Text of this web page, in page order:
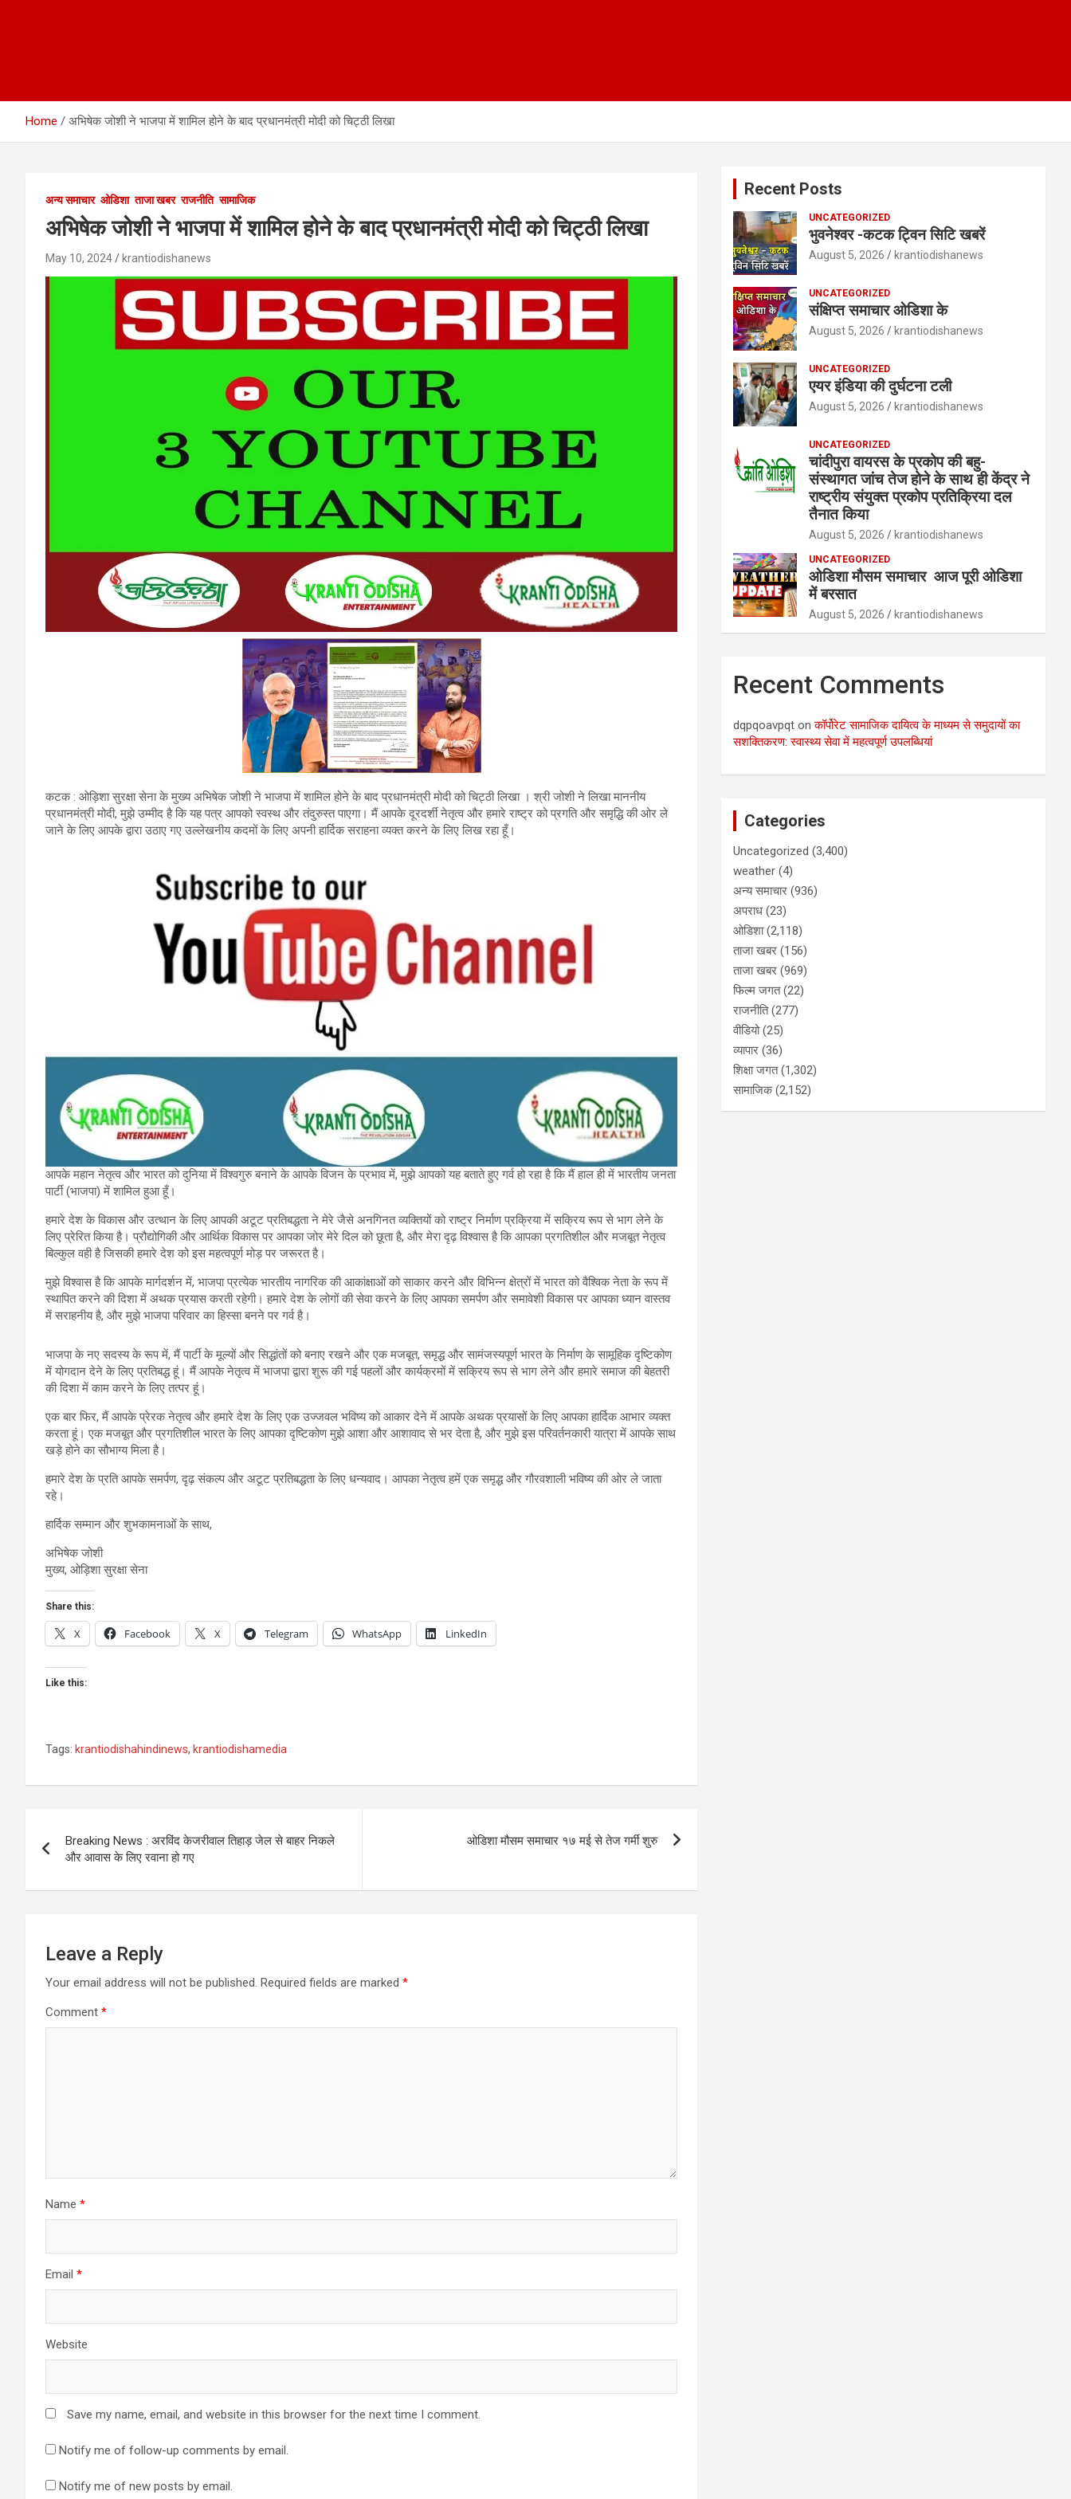
Home अभिषेक जोशी ने भाजपा में शामिल होने के बाद प्रधानमंत्री मोदी को चिट्ठी लिखा
अन्य समाचार ओडिशा ताजा खबर राजनीति सामाजिक
अभिषेक जोशी ने भाजपा में शामिल होने के बाद प्रधानमंत्री मोदी को चिट्ठी लिखा
May 10, 2024 krantiodishanews
कटक : ओड़िशा सुरक्षा सेना के मुख्य अभिषेक जोशी ने भाजपा में शामिल होने के बाद प्रधानमंत्री मोदी को चिट्ठी लिखा । श्री जोशी ने लिखा माननीय
प्रधानमंत्री मोदी, मुझे उम्मीद है कि यह पत्र आपको स्वस्थ और तंदुरुस्त पाएगा। मैं आपके दूरदर्शी नेतृत्व और हमारे राष्ट्र को प्रगति और समृद्धि की ओर ले
जाने के लिए आपके द्वारा उठाए गए उल्लेखनीय कदमों के लिए अपनी हार्दिक सराहना व्यक्त करने के लिए लिख रहा हूँ।
आपके महान नेतृत्व और भारत को दुनिया में विश्वगुरु बनाने के आपके विजन के प्रभाव में, मुझे आपको यह बताते हुए गर्व हो रहा है कि मैं हाल ही में भारतीय जनता
पार्टी (भाजपा) में शामिल हुआ हूँ।
हमारे देश के विकास और उत्थान के लिए आपकी अटूट प्रतिबद्धता ने मेरे जैसे अनगिनत व्यक्तियों को राष्ट्र निर्माण प्रक्रिया में सक्रिय रूप से भाग लेने के
लिए प्रेरित किया है। प्रौद्योगिकी और आर्थिक विकास पर आपका जोर मेरे दिल को छूता है, और मेरा दृढ़ विश्वास है कि आपका प्रगतिशील और मजबूत नेतृत्व
बिल्कुल वही है जिसकी हमारे देश को इस महत्वपूर्ण मोड़ पर जरूरत है।
मुझे विश्वास है कि आपके मार्गदर्शन में, भाजपा प्रत्येक भारतीय नागरिक की आकांक्षाओं को साकार करने और विभिन्न क्षेत्रों में भारत को वैश्विक नेता के रूप में
स्थापित करने की दिशा में अथक प्रयास करती रहेगी। हमारे देश के लोगों की सेवा करने के लिए आपका समर्पण और समावेशी विकास पर आपका ध्यान वास्तव
में सराहनीय है, और मुझे भाजपा परिवार का हिस्सा बनने पर गर्व है।
भाजपा के नए सदस्य के रूप में, मैं पार्टी के मूल्यों और सिद्धांतों को बनाए रखने और एक मजबूत, समृद्ध और सामंजस्यपूर्ण भारत के निर्माण के सामूहिक दृष्टिकोण
में योगदान देने के लिए प्रतिबद्ध हूं। मैं आपके नेतृत्व में भाजपा द्वारा शुरू की गई पहलों और कार्यक्रमों में सक्रिय रूप से भाग लेने और हमारे समाज की बेहतरी
की दिशा में काम करने के लिए तत्पर हूं।
एक बार फिर, मैं आपके प्रेरक नेतृत्व और हमारे देश के लिए एक उज्जवल भविष्य को आकार देने में आपके अथक प्रयासों के लिए आपका हार्दिक आभार व्यक्त
करता हूं। एक मजबूत और प्रगतिशील भारत के लिए आपका दृष्टिकोण मुझे आशा और आशावाद से भर देता है, और मुझे इस परिवर्तनकारी यात्रा में आपके साथ
खड़े होने का सौभाग्य मिला है।
हमारे देश के प्रति आपके समर्पण, दृढ़ संकल्प और अटूट प्रतिबद्धता के लिए धन्यवाद। आपका नेतृत्व हमें एक समृद्ध और गौरवशाली भविष्य की ओर ले जाता
रहे।
हार्दिक सम्मान और शुभकामनाओं के साथ,
अभिषेक जोशी
मुख्य, ओड़िशा सुरक्षा सेना
Share this:
X Facebook X Telegram WhatsApp LinkedIn
Like this:
Tags: krantiodishahindinews, krantiodishamedia
navigation
Breaking News : अरविंद केजरीवाल तिहाड़ जेल से बाहर निकले
और आवास के लिए रवाना हो गए
ओडिशा मौसम समाचार १७ मई से तेज गर्मी शुरु
Leave a Reply
Your email address will not be published. Required fields are marked *
Comment *
Name *
Email *
Website
Save my name, email, and website in this browser for the next time I comment.
Notify me of follow-up comments by email.
Notify me of new posts by email.
Recent Posts
UNCATEGORIZED
भुवनेश्वर -कटक ट्विन सिटि खबरें
August 5, 2026 krantiodishanews
UNCATEGORIZED
संक्षिप्त समाचार ओडिशा के
August 5, 2026 krantiodishanews
UNCATEGORIZED
एयर इंडिया की दुर्घटना टली
August 5, 2026 krantiodishanews
UNCATEGORIZED
चांदीपुरा वायरस के प्रकोप की बहु-
संस्थागत जांच तेज होने के साथ ही केंद्र ने
राष्ट्रीय संयुक्त प्रकोप प्रतिक्रिया दल
तैनात किया
August 5, 2026 krantiodishanews
UNCATEGORIZED
ओडिशा मौसम समाचार आज पूरी ओडिशा
में बरसात
August 5, 2026 krantiodishanews
Recent Comments
dqpqoavpqt onकॉर्पोरेट सामाजिक दायित्व के माध्यम से समुदायों का
सशक्तिकरण: स्वास्थ्य सेवा में महत्वपूर्ण उपलब्धियां
Categories
Uncategorized (3,400)
weather (4)
अन्य समाचार (936)
अपराध (23)
ओडिशा(2,118)
ताजा खबर (156)
ताजा खबर (969)
फिल्म जगत(22)
राजनीति(277)
वीडियो(25)
व्यापार (36)
शिक्षा जगत(1,302)
सामाजिक(2,152)